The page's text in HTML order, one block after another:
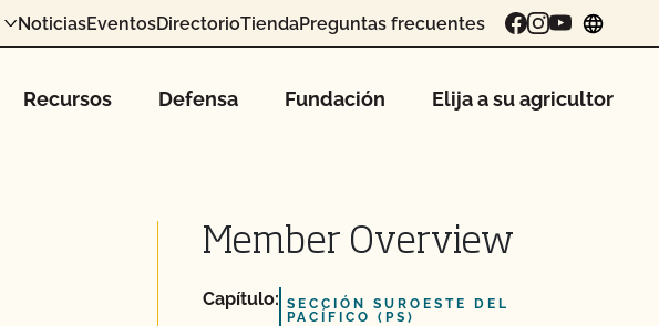
NoticiasEventosDirectorioTiendaPreguntas frecuentes
Recursos Defensa Fundación Elija a su agricultor
Member Overview
Capítulo: SECCIÓN SUROESTE DEL
PACÍFICO (PS)